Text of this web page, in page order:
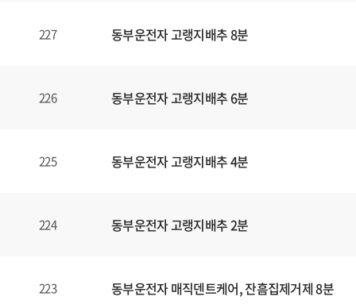
227 동부운전자 고랭지배추 8분
226 동부운전자 고랭지배추 6분
225 동부운전자 고랭지배추 4분
224 동부운전자 고랭지배추 2분
223 동부운전자 매직덴트케어, 잔흠집제거제 8분